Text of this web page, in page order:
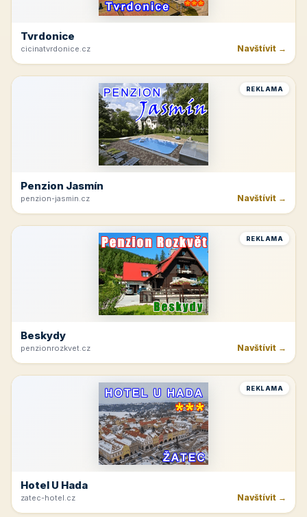
Tvrdonice
cicinatvrdonice.cz Navštívit →
REKLAMA
Penzion Jasmín
penzion-jasmin.cz Navštívit →
REKLAMA
Beskydy
penzionrozkvet.cz Navštívit →
REKLAMA
Hotel U Hada
zatec-hotel.cz Navštívit →